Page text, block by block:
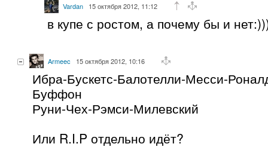
Vardan 15 октября 2012, 11:12
в купе с ростом, а почему бы и
Armeec 15 октября 2012, 10:16
Ибра-Бускетс-Балотелли-Месси-
Буффон
Руни-Чех-Рэмси-Милевский
Или R.I.P отдельно идёт?